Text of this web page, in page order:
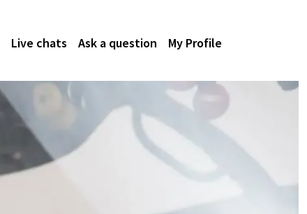
Live chats Ask a question My Profile